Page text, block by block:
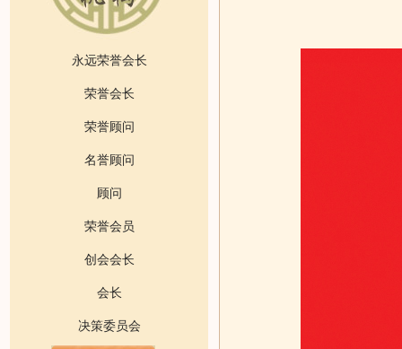
永远荣誉会长
荣誉会长
荣誉顾问
名誉顾问
顾问
荣誉会员
创会会长
会长
决策委员会